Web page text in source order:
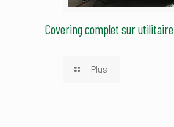
Covering complet sur utilitaire
Plus